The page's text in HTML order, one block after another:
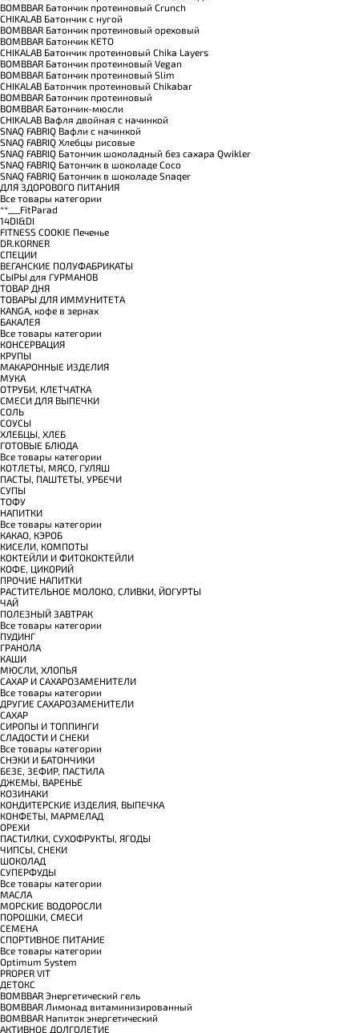
BOMBBAR Батончик протеиновый Crunch
CHIKALAB Батончик с нугой
BOMBBAR Батончик протеиновый ореховый
BOMBBAR Батончик KETO
CHIKALAB Батончик протеиновый Chika Layers
BOMBBAR Батончик протеиновый Vegan
BOMBBAR Батончик протеиновый Slim
CHIKALAB Батончик протеиновый Chikabar
BOMBBAR Батончик протеиновый
BOMBBAR Батончик-мюсли
CHIKALAB Вафля двойная с начинкой
SNAQ FABRIQ Вафли с начинкой
SNAQ FABRIQ Хлебцы рисовые
SNAQ FABRIQ Батончик шоколадный без сахара Qwikler
SNAQ FABRIQ Батончик в шоколаде Coco
SNAQ FABRIQ Батончик в шоколаде Snaqer
ДЛЯ ЗДОРОВОГО ПИТАНИЯ
Все товары категории
**___FitParad
14DI&DI
FITNESS COOKIE Печенье
DR.KORNER
СПЕЦИИ
ВЕГАНСКИЕ ПОЛУФАБРИКАТЫ
СЫРЫ для ГУРМАНОВ
TОВАР ДНЯ
TОВАРЫ ДЛЯ ИММУНИТЕТА
КANGA, кофе в зернах
БАКАЛЕЯ
Все товары категории
КОНСЕРВАЦИЯ
КРУПЫ
МАКАРОННЫЕ ИЗДЕЛИЯ
МУКА
ОТРУБИ, КЛЕТЧАТКА
СМЕСИ ДЛЯ ВЫПЕЧКИ
СОЛЬ
СОУСЫ
ХЛЕБЦЫ, ХЛЕБ
ГОТОВЫЕ БЛЮДА
Все товары категории
КОТЛЕТЫ, МЯСО, ГУЛЯШ
ПАСТЫ, ПАШТЕТЫ, УРБЕЧИ
СУПЫ
ТОФУ
НАПИТКИ
Все товары категории
КАКАО, КЭРОБ
КИСЕЛИ, КОМПОТЫ
КОКТЕЙЛИ И ФИТОКОКТЕЙЛИ
КОФЕ, ЦИКОРИЙ
ПРОЧИЕ НАПИТКИ
РАСТИТЕЛЬНОЕ МОЛОКО, СЛИВКИ, ЙОГУРТЫ
ЧАЙ
ПОЛЕЗНЫЙ ЗАВТРАК
Все товары категории
ПУДИНГ
ГРАНОЛА
КАШИ
МЮСЛИ, ХЛОПЬЯ
САХАР И САХАРОЗАМЕНИТЕЛИ
Все товары категории
ДРУГИЕ САХАРОЗАМЕНИТЕЛИ
САХАР
СИРОПЫ И ТОППИНГИ
СЛАДОСТИ И СНЕКИ
Все товары категории
СНЭКИ И БАТОНЧИКИ
БЕЗЕ, ЗЕФИР, ПАСТИЛА
ДЖЕМЫ, ВАРЕНЬЕ
КОЗИНАКИ
КОНДИТЕРСКИЕ ИЗДЕЛИЯ, ВЫПЕЧКА
КОНФЕТЫ, МАРМЕЛАД
ОРЕХИ
ПАСТИЛКИ, СУХОФРУКТЫ, ЯГОДЫ
ЧИПСЫ, СНЕКИ
ШОКОЛАД
СУПЕРФУДЫ
Все товары категории
МАСЛА
МОРСКИЕ ВОДОРОСЛИ
ПОРОШКИ, СМЕСИ
СЕМЕНА
СПОРТИВНОЕ ПИТАНИЕ
Все товары категории
Optimum System
PROPER VIT
ДЕТОКС
BOMBBAR Энергетический гель
BOMBBAR Лимонад витаминизированный
BOMBBAR Напиток энергетический
АКТИВНОЕ ДОЛГОЛЕТИЕ